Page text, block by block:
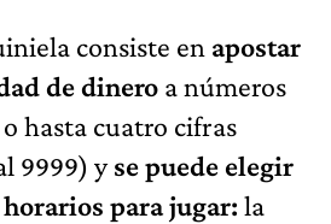
consiste en apostar
de dinero a números
hasta cuatro cifras
9999) yse puede elegir
para jugar: la